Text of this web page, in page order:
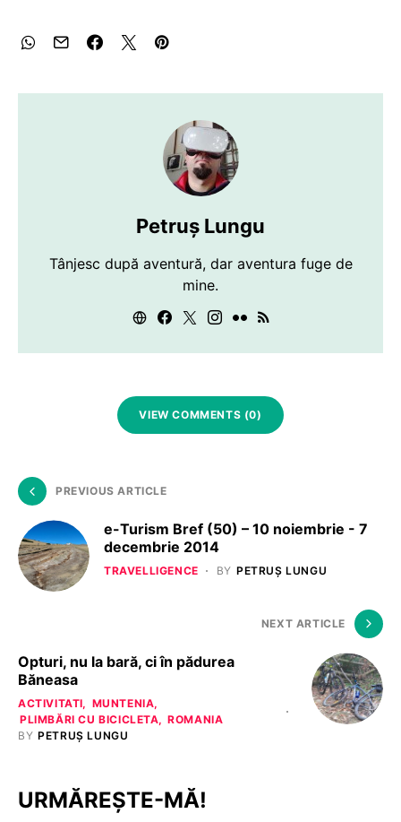
Petruș Lungu
Tânjesc după aventură, dar aventura fuge de
mine.
VIEW COMMENTS (0)
PREVIOUS ARTICLE
e-Turism Bref (50) – 10 noiembrie - 7
decembrie 2014
TRAVELLIGENCE BY PETRUȘ LUNGU
NEXT ARTICLE
Opturi, nu la bară, ci în pădurea
Băneasa
ACTIVITATI
MUNTENIA
PLIMBĂRI CU BICICLETA
ROMANIA
BY PETRUȘ LUNGU
URMĂREȘTE-MĂ!